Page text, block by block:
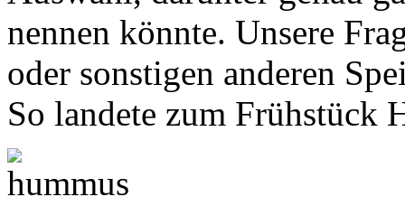
nennen könnte. Unsere
oder sonstigen anderen
So landete zum Frühstück